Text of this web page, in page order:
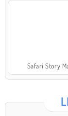
Safari Story